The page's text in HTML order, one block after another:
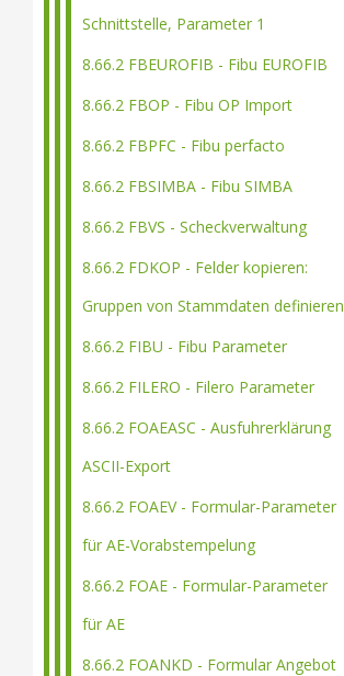
Schnittstelle, Parameter 1
8.66.2 FBEUROFIB - Fibu EUROFIB
8.66.2 FBOP - Fibu OP Import
8.66.2 FBPFC - Fibu perfacto
8.66.2 FBSIMBA - Fibu SIMBA
8.66.2 FBVS - Scheckverwaltung
8.66.2 FDKOP - Felder kopieren:
Gruppen von Stammdaten definieren
8.66.2 FIBU - Fibu Parameter
8.66.2 FILERO - Filero Parameter
8.66.2 FOAEASC - Ausfuhrerklärung
ASCII-Export
8.66.2 FOAEV - Formular-Parameter
für AE-Vorabstempelung
8.66.2 FOAE - Formular-Parameter
für AE
8.66.2 FOANKD - Formular Angebot